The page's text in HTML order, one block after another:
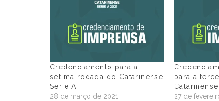
Credenciamento para a
sétima rodada do Catarinense
Série A
28 de março de 2021
para a
27 de